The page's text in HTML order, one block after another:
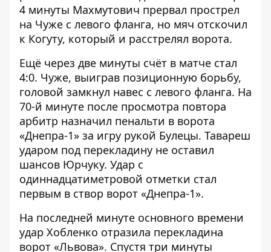
4 минуты Махмутович прервал прострел
на Чуже с левого фланга, но мяч отскочил
к Когуту, который и расстрелял ворота.
Ещё через две минуты счёт в матче стал
4:0. Чуже, выиграв позиционную борьбу,
головой замкнул навес с левого фланга. На
70-й минуте после просмотра повтора
арбитр назначил пенальти в ворота
«Днепра-1» за игру рукой Булецы. Тавареш
ударом под перекладину не оставил
шансов Юрчуку. Удар с
одиннадцатиметровой отметки стал
первым в створ ворот «Днепра-1».
На последней минуте основного времени
удар Хобленко отразила перекладина
ворот «Львова». Спустя три минуты